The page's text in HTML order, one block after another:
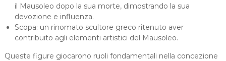
il Mausoleo dopo la sua morte, dimostrando la sua
devozione e influenza.
Scopa: un rinomato scultore greco ritenuto aver
contribuito agli elementi artistici del Mausoleo.
Queste figure giocarono ruoli fondamentali nella concezione